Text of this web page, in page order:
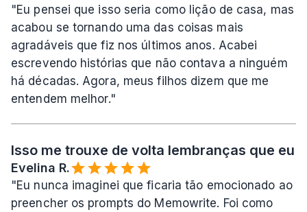
"Eu pensei que isso seria como lição de casa, mas
acabou se tornando uma das coisas mais
agradáveis que fiz nos últimos anos. Acabei
escrevendo histórias que não contava a ninguém
há décadas. Agora, meus filhos dizem que me
entendem melhor."
Isso me trouxe de volta lembranças que eu
Evelina R.️
"Eu nunca imaginei que ficaria tão emocionado ao
preencher os prompts do Memowrite. Foi como